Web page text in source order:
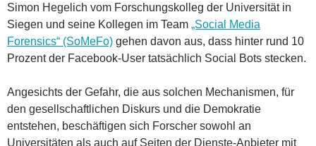
Simon Hegelich vom Forschungskolleg der Universität in
Siegen und seine Kollegen im Team „Social Media
Forensics“ (SoMeFo) gehen davon aus, dass hinter rund 10
Prozent der Facebook-User tatsächlich Social Bots stecken.
Angesichts der Gefahr, die aus solchen Mechanismen, für
den gesellschaftlichen Diskurs und die Demokratie
entstehen, beschäftigen sich Forscher sowohl an
Universitäten als auch auf Seiten der Dienste-Anbieter mit